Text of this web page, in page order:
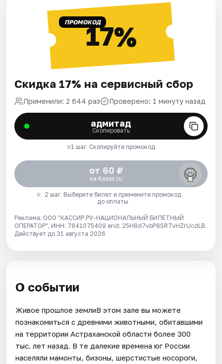
ПРОМОКОД17%
Скидка 17% на сервисный сбор
Применили: 2 644 раз Проверено: 1 минуту назад
адмитад
Скопировать
1 шаг. Скопируйте промокод
от 60 ₽
на Kassir.ru
2 шаг. Выберите билет и примените промокод
до оплаты
Реклама. ООО "КАССИР.РУ-НАЦИОНАЛЬНЫЙ БИЛЕТНЫЙ
ОПЕРАТОР", ИНН: 7841075409 erid: 25H8d7vbP8SRTvHZrUcdLB.
Действует до 31 августа 2026
О событии
Живое прошлое землиВ этом зале вы можете
познакомиться с древними животными, обитавшими
на территории Астраханской области более 300
тыс. лет назад. В те далекие времена юг России
населяли мамонты, бизоны, шерстистые носороги,